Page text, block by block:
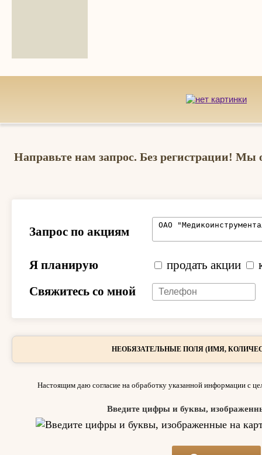
Направьте нам запрос. Без регистрации! Мы
Запрос по акциям
Я планирую продать акции
Свяжитесь со мной
НЕОБЯЗАТЕЛЬНЫЕ ПОЛЯ (ИМЯ,
Настоящим даю согласие на обработку указанной информации с
Введите цифры и буквы,